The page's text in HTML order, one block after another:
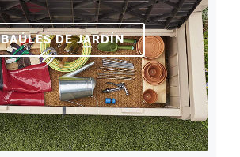
BAÚLES DE JARDÍN